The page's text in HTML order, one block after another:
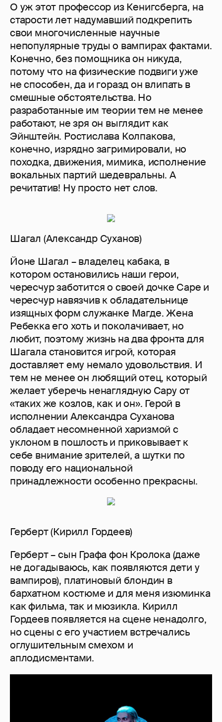
О уж этот профессор из Кенигсберга, на
старости лет надумавший подкрепить
свои многочисленные научные
непопулярные труды о вампирах фактами.
Конечно, без помощника он никуда,
потому что на физические подвиги уже
не способен, да и горазд он влипать в
смешные обстоятельства. Но
разработанные им теории тем не менее
работают, не зря он выглядит как
Эйнштейн. Ростислава Колпакова,
конечно, изрядно загримировали, но
походка, движения, мимика, исполнение
вокальных партий шедевральны. А
речитатив! Ну просто нет слов.
Шагал (Александр Суханов)
Йоне Шагал – владелец кабака, в
котором остановились наши герои,
чересчур заботится о своей дочке Саре и
чересчур навязчив к обладательнице
изящных форм служанке Магде. Жена
Ребекка его хоть и поколачивает, но
любит, поэтому жизнь на два фронта для
Шагала становится игрой, которая
доставляет ему немало удовольствия. И
тем не менее он любящий отец, который
желает уберечь ненаглядную Сару от
«таких же козлов, как и он». Герой в
исполнении Александра Суханова
обладает несомненной харизмой с
уклоном в пошлость и приковывает к
себе внимание зрителей, а шутки по
поводу его национальной
принадлежности особенно прекрасны.
Герберт (Кирилл Гордеев)
Герберт – сын Графа фон Кролока (даже
не догадываюсь, как появляются дети у
вампиров), платиновый блондин в
бархатном костюме и для меня изюминка
как фильма, так и мюзикла. Кирилл
Гордеев появляется на сцене ненадолго,
но сцены с его участием встречались
оглушительным смехом и
аплодисментами.